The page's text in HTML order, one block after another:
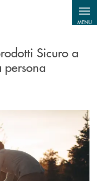
MENU
Sicuro a
persona